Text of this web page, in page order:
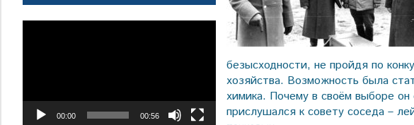
безысходности, не пройдя по
хозяйства. Возможность была
химика. Почему в своём выборе он
прислушался к совету соседа –
00:00 00:56